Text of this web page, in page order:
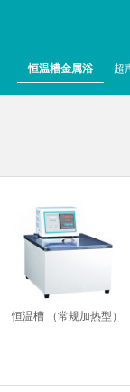
恒温槽金属浴 超
恒温槽 （常规加热型）